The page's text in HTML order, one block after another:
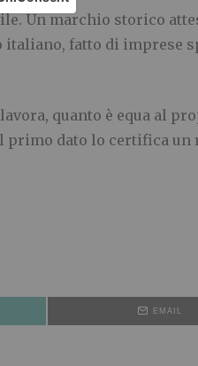
Un marchio storico
italiano, fatto di imprese
quanto è equa al
primo dato lo certifica un
EMAIL